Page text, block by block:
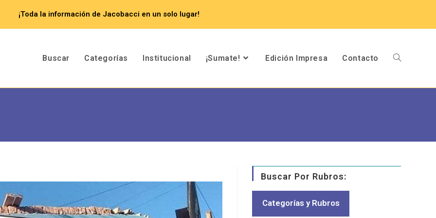
¡Toda la información de Jacobacci en un solo lugar!
Buscar Categorías Institucional ¡Sumate! Edición Impresa Contacto
Buscar Por Rubros:
Categorías y Rubros